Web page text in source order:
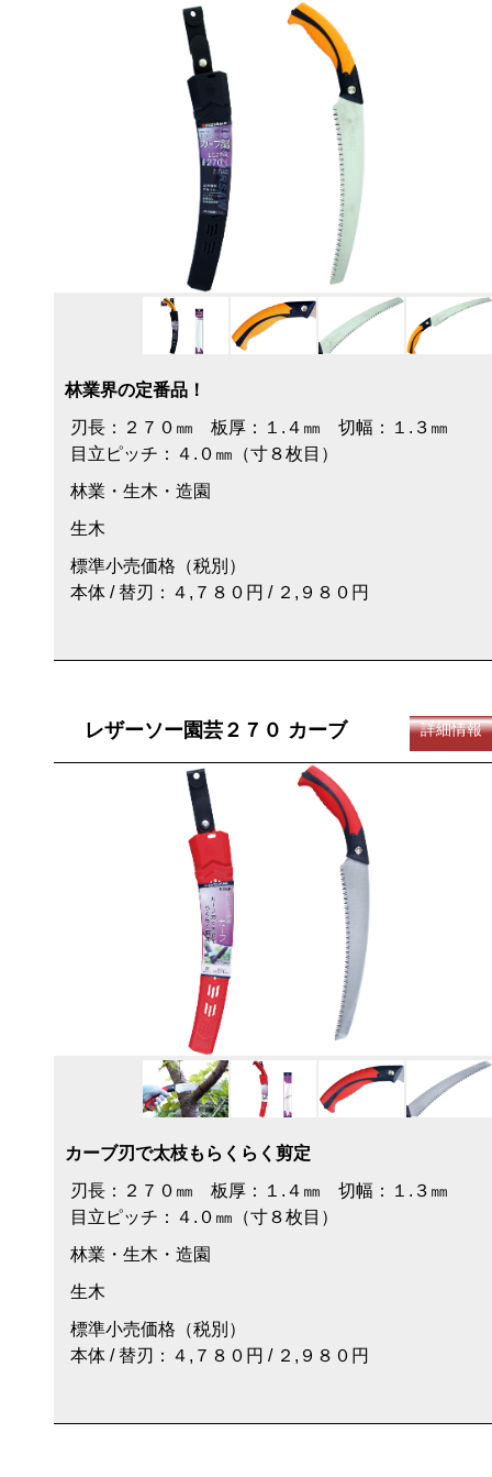
林業界の定番品！
刃長：２７０㎜ 板厚：１.４㎜ 切幅：１.３㎜
目立ピッチ：４.０㎜（寸８枚目）
林業・生木・造園
生木
標準小売価格（税別）
本体 / 替刃：４,７８０円 / ２,９８０円
レザーソー園芸２７０ カーブ 詳細情報
カーブ刃で太枝もらくらく剪定
刃長：２７０㎜ 板厚：１.４㎜ 切幅：１.３㎜
目立ピッチ：４.０㎜（寸８枚目）
林業・生木・造園
生木
標準小売価格（税別）
本体 / 替刃：４,７８０円 / ２,９８０円